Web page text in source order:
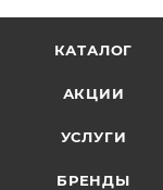
КАТАЛОГ
АКЦИИ
УСЛУГИ
БРЕНДЫ